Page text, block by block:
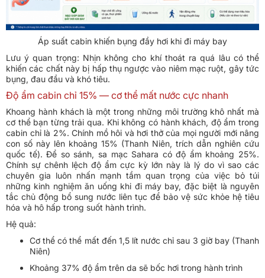
Áp suất cabin khiến bụng đầy hơi khi đi máy bay
Lưu ý quan trọng: Nhịn không cho khí thoát ra quá lâu có thể
khiến các chất này bị hấp thụ ngược vào niêm mạc ruột, gây tức
bụng, đau đầu và khó tiêu.
Độ ẩm cabin chỉ 15% — cơ thể mất nước cực nhanh
Khoang hành khách là một trong những môi trường khô nhất mà
cơ thể bạn từng trải qua. Khi không có hành khách, độ ẩm trong
cabin chỉ là 2%. Chính mồ hôi và hơi thở của mọi người mới nâng
con số này lên khoảng 15% (Thanh Niên, trích dẫn nghiên cứu
quốc tế). Để so sánh, sa mạc Sahara có độ ẩm khoảng 25%.
Chính sự chênh lệch độ ẩm cực kỳ lớn này là lý do vì sao các
chuyên gia luôn nhấn mạnh tầm quan trọng của việc bỏ túi
những kinh nghiệm ăn uống khi đi máy bay, đặc biệt là nguyên
tắc chủ động bổ sung nước liên tục để bảo vệ sức khỏe hệ tiêu
hóa và hô hấp trong suốt hành trình.
Hệ quả:
Cơ thể có thể mất đến 1,5 lít nước chỉ sau 3 giờ bay (Thanh
Niên)
Khoảng 37% độ ẩm trên da sẽ bốc hơi trong hành trình